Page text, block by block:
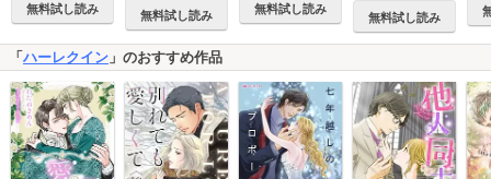
無料試し読み
無料試し読み
無料試し読み
無料試し読み
「 ハーレクイン 」のおすすめ作品